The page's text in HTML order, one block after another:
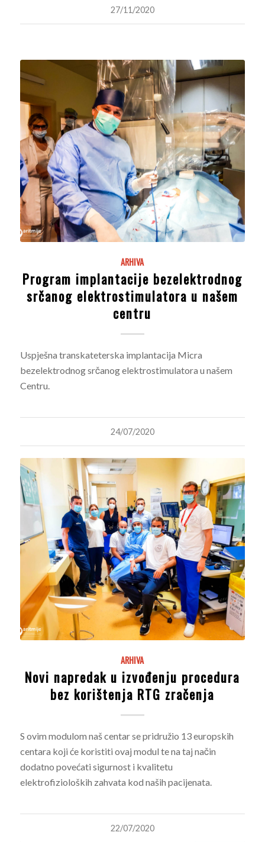
27/11/2020
ARHIVA
Program implantacije bezelektrodnog
srčanog elektrostimulatora u našem
centru
Uspješna transkateterska implantacija Micra
bezelektrodnog srčanog elektrostimulatora u našem
Centru.
24/07/2020
ARHIVA
Novi napredak u izvođenju procedura
bez korištenja RTG zračenja
S ovim modulom naš centar se pridružio 13 europskih
centara koji će koristiti ovaj modul te na taj način
dodatno povećati sigurnost i kvalitetu
elektrofizioloških zahvata kod naših pacijenata.
22/07/2020